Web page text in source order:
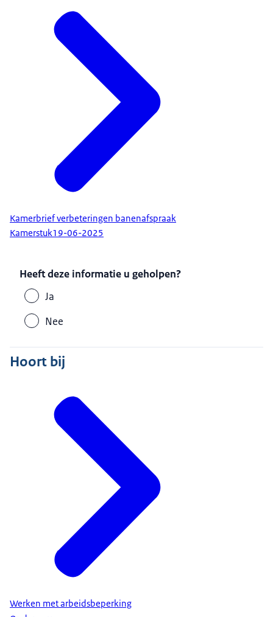
Kamerbrief verbeteringen banenafspraak
Kamerstuk19-06-2025
Heeft deze informatie u geholpen?
Ja
Nee
Hoort bij
Werken met arbeidsbeperking